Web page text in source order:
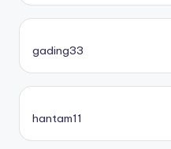
gading33
hantam11